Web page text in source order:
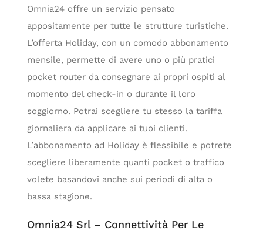
Omnia24 offre un servizio pensato
appositamente per tutte le strutture turistiche.
L’offerta Holiday, con un comodo abbonamento
mensile, permette di avere uno o più pratici
pocket router da consegnare ai propri ospiti al
momento del check-in o durante il loro
soggiorno. Potrai scegliere tu stesso la tariffa
giornaliera da applicare ai tuoi clienti.
L’abbonamento ad Holiday è flessibile e potrete
scegliere liberamente quanti pocket o traffico
volete basandovi anche sui periodi di alta o
bassa stagione.
Omnia24 Srl – Connettività Per Le